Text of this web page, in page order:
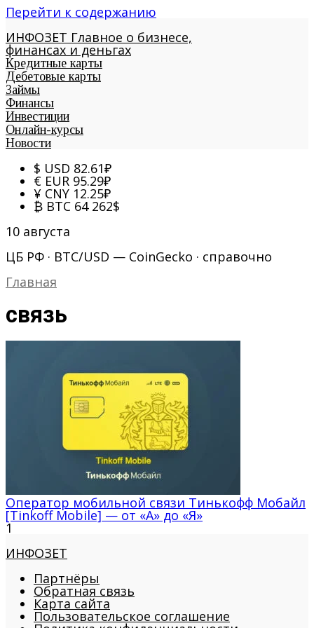
Перейти к содержанию
ИНФОЗЕТ Главное о бизнесе,
финансах и деньгах
Кредитные карты
Дебетовые карты
Займы
Финансы
Инвестиции
Онлайн-курсы
Новости
$ USD 82.61₽
€ EUR 95.29₽
¥ CNY 12.25₽
₿ BTC 64 262$
10 августа
ЦБ РФ · BTC/USD — CoinGecko · справочно
Главная
связь
Оператор мобильной связи Тинькофф Мобайл
[Tinkoff Mobile] — от «А» до «Я»
1
ИНФОЗЕТ
Партнёры
Обратная связь
Карта сайта
Пользовательское соглашение